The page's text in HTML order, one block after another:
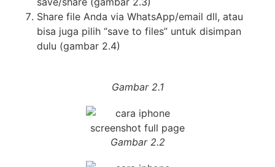
Share file Anda via WhatsApp/email dll, atau
bisa juga pilih “save to files” untuk disimpan
dulu (gambar 2.4)
Gambar 2.1
Gambar 2.2